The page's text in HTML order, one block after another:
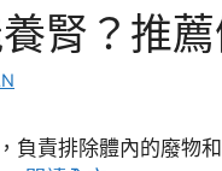
腎？推
負責排除體內的廢物